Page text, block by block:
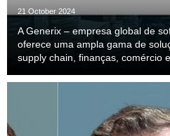
21 October 2024
A Generix – empresa global de
oferece uma ampla gama de
supply chain, finanças, comércio
produtividade, fiabilidade dos